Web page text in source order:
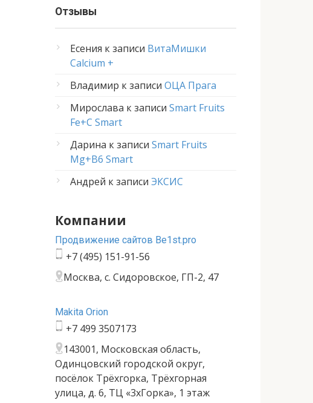
Отзывы
Есения к записи ВитаМишки
Calcium +
Владимир к записи ОЦА Прага
Мирослава к записи Smart Fruits
Fe+C Smart
Дарина к записи Smart Fruits
Mg+B6 Smart
Андрей к записи ЭКСИС
Компании
Продвижение сайтов Be1st.pro
+7 (495) 151-91-56
Москва, с. Сидоровское, ГП-2, 47
Makita Orion
+7 499 3507173
143001, Московская область,
Одинцовский городской округ,
посёлок Трёхгорка, Трёхгорная
улица, д. 6, ТЦ «3хГорка», 1 этаж